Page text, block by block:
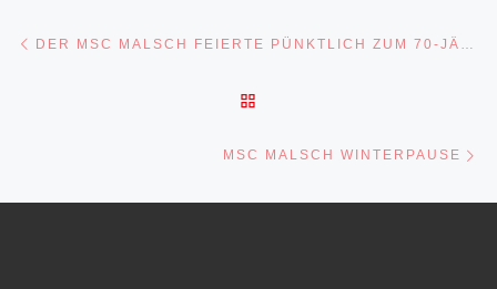
MSC MALSCH WINTERPAUSE